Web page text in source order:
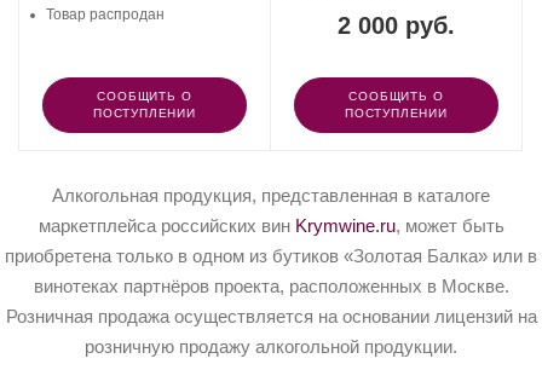
Товар распродан
СООБЩИТЬ О
ПОСТУПЛЕНИИ
2 000 руб.
СООБЩИТЬ О
ПОСТУПЛЕНИИ
Алкогольная продукция, представленная в каталоге
маркетплейса российских вин Krymwine.ru, может быть
приобретена только в одном из бутиков «Золотая Балка» или в
винотеках партнёров проекта, расположенных в Москве.
Розничная продажа осуществляется на основании лицензий на
розничную продажу алкогольной продукции.